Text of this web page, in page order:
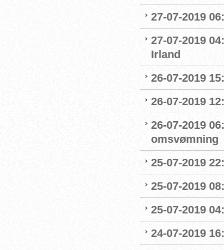
27-07-2019
27-07-2019
Irland
26-07-2019
26-07-2019
26-07-2019
omsvømning
25-07-2019
25-07-2019
25-07-2019
24-07-2019